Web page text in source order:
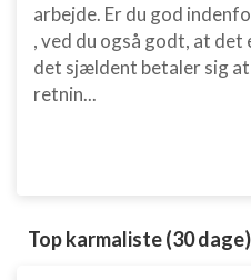
arbejde. Er du god
, ved du også godt, at det
det sjældent betaler sig
retnin...
Top karmaliste (30 dage)